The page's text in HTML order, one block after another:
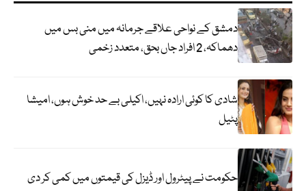
دمشق کے نواحی علاقے جرمانہ میں منی بس میں
دھماکہ، 2 افراد جاں بحق، متعدد زخمی
شادی کا کوئی ارادہ نہیں، اکیلی بے حد خوش ہوں، امیشا
پٹیل
حکومت نے پیٹرول اور ڈیزل کی قیمتوں میں کمی کر دی